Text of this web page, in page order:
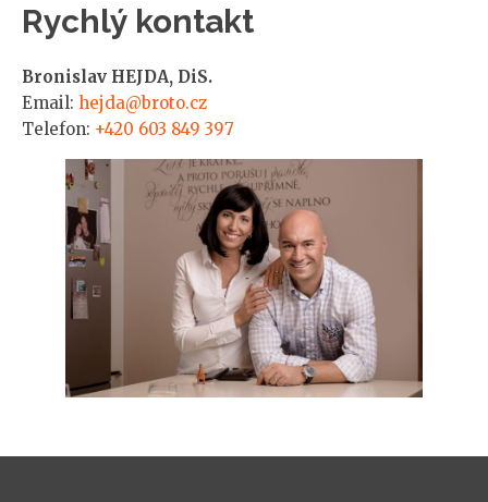
Rychlý kontakt
Bronislav HEJDA, DiS.
Email: hejda@broto.cz
Telefon: +420 603 849 397